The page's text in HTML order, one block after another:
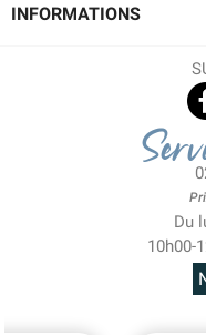
INFORMATIONS
Du
10h00-